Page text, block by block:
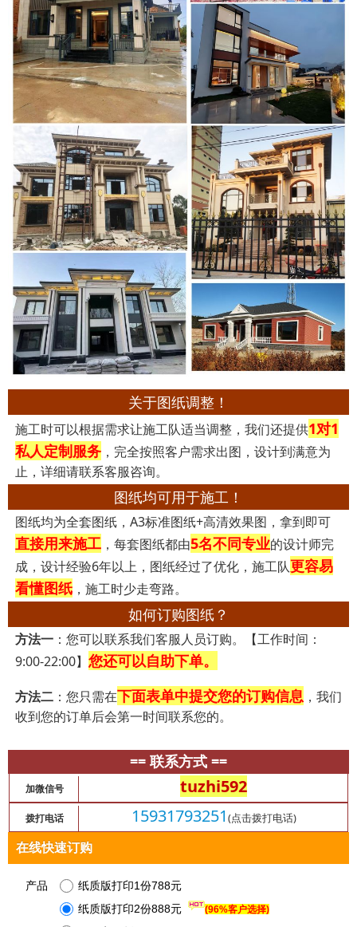
关于图纸调整！
施工时可以根据需求让施工队适当调整，我们还提供1对1
私人定制服务，完全按照客户需求出图，设计到满意为
止，详细请联系客服咨询。
图纸均可用于施工！
图纸均为全套图纸，A3标准图纸+高清效果图，拿到即可
直接用来施工，每套图纸都由5名不同专业的设计师完
成，设计经验6年以上，图纸经过了优化，施工队更容易
看懂图纸，施工时少走弯路。
如何订购图纸？
方法一：您可以联系我们客服人员订购。【工作时间：
9:00-22:00】 您还可以自助下单。
方法二：您只需在下面表单中提交您的订购信息，我们
收到您的订单后会第一时间联系您的。
== 联系方式 ==
加微信号 tuzhi592
拨打电话 15931793251 (点击拨打电话)